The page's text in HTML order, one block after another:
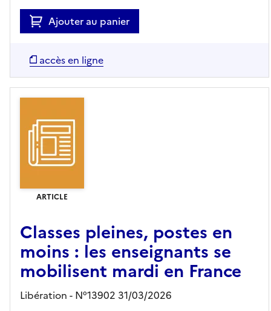
Ajouter au panier
accès en ligne
ARTICLE
Classes pleines, postes en
moins : les enseignants se
mobilisent mardi en France
Libération - N°13902 31/03/2026